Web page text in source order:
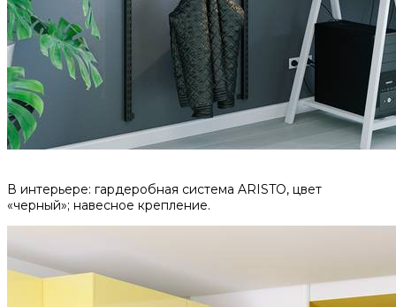
В интерьере: гардеробная система ARISTO, цвет
«черный»; навесное крепление.